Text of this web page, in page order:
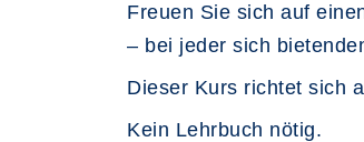
Freuen Sie sich auf
– bei jeder sich
Dieser Kurs richtet sich
Kein Lehrbuch nötig.